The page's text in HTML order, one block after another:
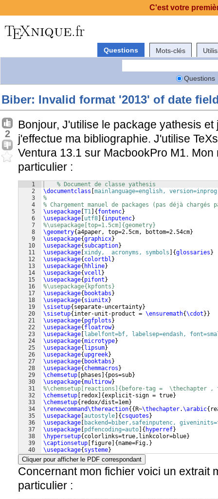
Questions Mots-clés
Questions
Biber: Invalid format '2013' of date
2
Bonjour, J'utilise le package yathesis
j'effectue ma bibliographie. J'utilise
Ventura 13.1 sur MacbookPro M1. Mon
particulier :
1
2
3
4
5
6
7
8
9
10
11
12
13
14
15
16
17
18
19
20
21
22
23
24
25
26
27
28
29
30
31
32
33
34
35
36
37
38
39
40
41
% Document de classe yathesis
\documentclass mainlanguage=english,
%
% Chargement manuel de packages (pas déjà
\usepackage T1 { fontenc}
\usepackage utf8 { inputenc}
%\usepackage[top=1.5cm]{geometry}
\geometry{a4paper, top=2.5cm, bottom=2.54cm}
\usepackage{graphicx}
\usepackage{ subcaption}
\usepackage xindy,  acronyms, symbols {glossaries }
\usepackage{ colortbl }
\usepackage{ hhline}
\usepackage{vcell }
\usepackage{ pifont }
%\usepackage{kpfonts}
\usepackage{ booktabs }
\usepackage{ siunitx}
\sisetup{ separate-uncertainty}
\sisetup{ inter-unit-product = \ensuremath{\cdot }}
\usepackage{ pgfplots }
\usepackage{ floatrow}
\usepackage
labelfont=bf, labelsep=endash,
\usepackage{microtype}
\usepackage{ lipsum}
\usepackage{ upgreek}
\usepackage{ booktabs }
\usepackage{ chemmacros }
\chemsetup phases { pos=sub}
\usepackage{multirow}
%\chemsetup[reactions]{before-tag =  \thechapter
\chemsetup
redox {explicit-sign = true}
\chemsetup{ redox/dist=1em}
\renewcommand\thereaction{{ R~\thechapter.\arabic{
\usepackage autostyle { csquotes }
\usepackage
backend=biber,safeinputenc,
\usepackage pdfencoding=auto { hyperref}
\hypersetup{ colorlinks=true,linkcolor=blue}
\captionsetup figure { name=Fig. }
\usepackage{ systeme}
\usepackage{amsmath,amsfonts,amssymb
Cliquer pour afficher le PDF correspondant
Concernant mon fichier voici un extrait
particulier :
C'est votre